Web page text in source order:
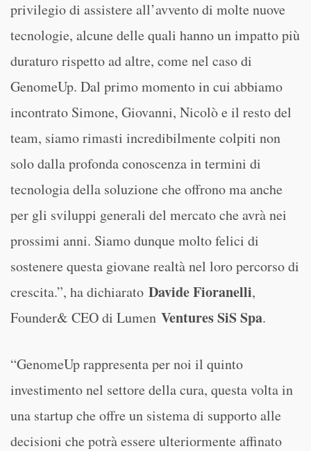
privilegio di assistere all’avvento di molte nuove
tecnologie, alcune delle quali hanno un impatto più
duraturo rispetto ad altre, come nel caso di
GenomeUp. Dal primo momento in cui abbiamo
incontrato Simone, Giovanni, Nicolò e il resto del
team, siamo rimasti incredibilmente colpiti non
solo dalla profonda conoscenza in termini di
tecnologia della soluzione che offrono ma anche
per gli sviluppi generali del mercato che avrà nei
prossimi anni. Siamo dunque molto felici di
sostenere questa giovane realtà nel loro percorso di
crescita.”, ha dichiarato Davide Fioranelli,
Founder& CEO di Lumen Ventures SiS Spa.
“GenomeUp rappresenta per noi il quinto
investimento nel settore della cura, questa volta in
una startup che offre un sistema di supporto alle
decisioni che potrà essere ulteriormente affinato